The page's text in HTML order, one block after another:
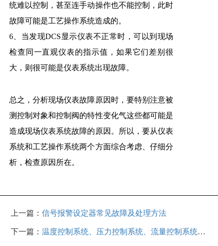
统难以控制，甚至连手动操作也不能控制，此时
故障可能是工艺操作系统造成的。
6、当发现DCS显示仪表不正常时，可以到现场
检查同一直观仪表的指示值，如果它们差别很
大，则很可能是仪表系统出现故障。
总之，分析现场仪表故障原因时，要特别注意被
测控制对象和控制阀的特性变化气这些都可能是
造成现场仪表系统故障的原因。所以，要从仪表
系统和工艺操作系统两个方面综合考虑、仔细分
析，检查原因所在。
上一篇：信号报警设定器常见故障及处理方法
下一篇：温度控制系统、压力控制系统、流量控制系统、